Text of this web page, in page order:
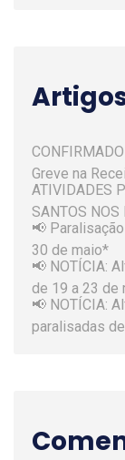
ATIVIDADES
📢
📢 NOTÍCIA:
📢 NOTÍCIA: